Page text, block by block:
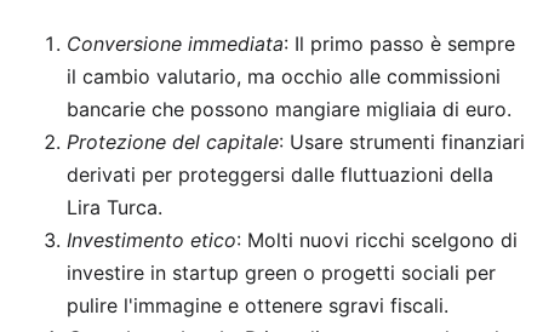
Conversione immediata: Il primo passo è sempre
il cambio valutario, ma occhio alle commissioni
bancarie che possono mangiare migliaia di euro.
Protezione del capitale: Usare strumenti finanziari
derivati per proteggersi dalle fluttuazioni della
Lira Turca.
Investimento etico: Molti nuovi ricchi scelgono di
investire in startup green o progetti sociali per
pulire l'immagine e ottenere sgravi fiscali.